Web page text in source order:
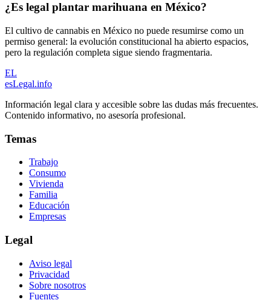
¿Es legal plantar marihuana en México?
El cultivo de cannabis en México no puede resumirse como un
permiso general: la evolución constitucional ha abierto espacios,
pero la regulación completa sigue siendo fragmentaria.
EL
esLegal.info
Información legal clara y accesible sobre las dudas más frecuentes.
Contenido informativo, no asesoría profesional.
Temas
Trabajo
Consumo
Vivienda
Familia
Educación
Empresas
Legal
Aviso legal
Privacidad
Sobre nosotros
Fuentes